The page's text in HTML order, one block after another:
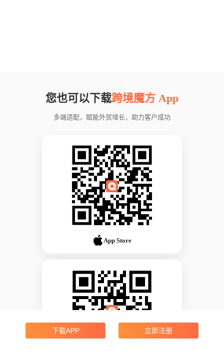
您也可以下载跨境魔方 App
多端适配，赋能外贸增长，助力客户成功
App Store
下载APP 立即注册